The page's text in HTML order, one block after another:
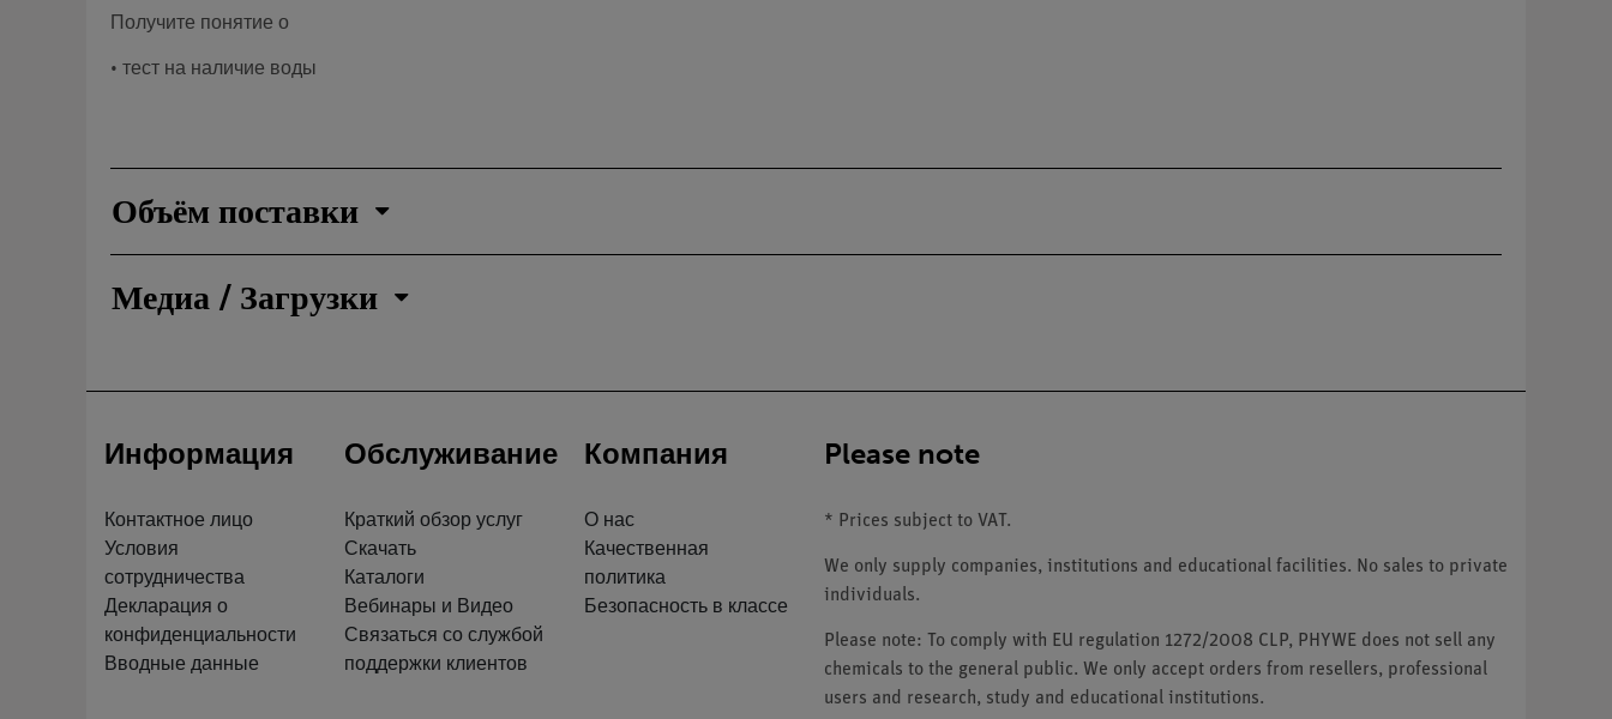
Получите понятие о
• тест на наличие воды
Объём поставки
Медиа / Загрузки
Информация
Контактное лицо
Условия
сотрудничества
Декларация о
конфиденциальности
Вводные данные
Обслуживание
Краткий обзор услуг
Скачать
Каталоги
Вебинары и Видео
Связаться со службой
поддержки клиентов
Компания
О нас
Качественная
политика
Безопасность в классе
Please note
* Prices subject to VAT.
We only supply companies, institutions and educational facilities. No sales to private
individuals.
Please note: To comply with EU regulation 1272/2008 CLP, PHYWE does not sell any
chemicals to the general public. We only accept orders from resellers, professional
users and research, study and educational institutions.